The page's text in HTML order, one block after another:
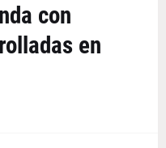
con
en